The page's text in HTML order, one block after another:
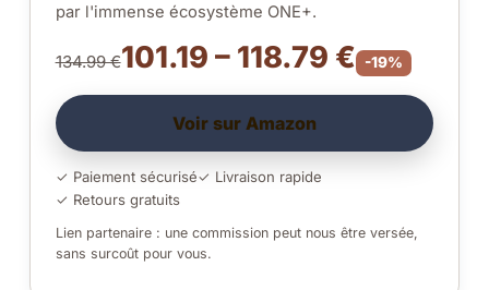
par l'immense écosystème ONE+.
134.99 €101.19 – 118.79 € -19%
Voir sur Amazon
✓ Paiement sécurisé✓ Livraison rapide
✓ Retours gratuits
Lien partenaire : une commission peut nous être versée,
sans surcoût pour vous.